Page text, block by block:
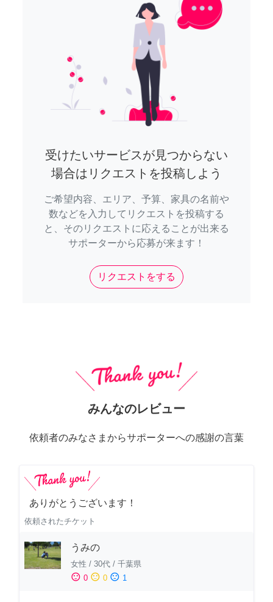
受けたいサービスが見つからない
場合はリクエストを投稿しよう
ご希望内容、エリア、予算、家具の名前や
数などを入力してリクエストを投稿する
と、そのリクエストに応えることが出来る
サポーターから応募が来ます！
リクエストをする
みんなのレビュー
依頼者のみなさまからサポーターへの感謝の言葉
ありがとうございます！
依頼されたチケット
うみの
女性 / 30代 / 千葉県
sentiment_satisfied 0 sentiment_neutral 0 sentiment_dissatisfied 1